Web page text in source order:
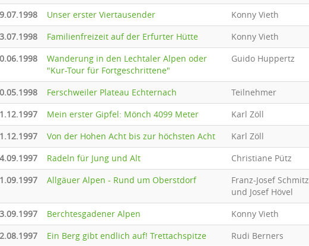
Unser erster Viertausender Konny Vieth
Familienfreizeit auf der Erfurter Hütte Konny Vieth
Wanderung in den Lechtaler Alpen oder
"Kur-Tour für Fortgeschrittene"
Guido Huppertz
Ferschweiler Plateau Echternach Teilnehmer
Mein erster Gipfel: Mönch 4099 Meter Karl Zöll
Von der Hohen Acht bis zur höchsten Acht Karl Zöll
Radeln für Jung und Alt Christiane Pütz
Allgäuer Alpen - Rund um Oberstdorf
Franz-Josef Schmitz
und Josef Hövel
Berchtesgadener Alpen Konny Vieth
Ein Berg gibt endlich auf! Trettachspitze Rudi Berners